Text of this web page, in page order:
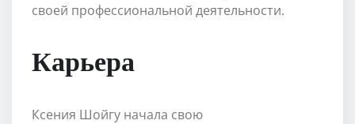
своей профессиональной деятельности.
Карьера
Ксения Шойгу начала свою